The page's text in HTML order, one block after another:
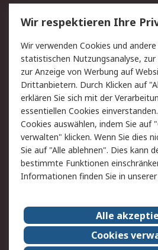
Service
Value Added Services
Rücksendung/Entsorgung
Hilfe
Rechtliches
RS Verkaufs- und
Lieferbedingungen
Cookie-Richtlinie
Impressum
RS
Karriere bei RS
Wir respektieren Ihre
Wir verwenden Cookies und
statistischen Nutzungsanalyse, zur
zur Anzeige von Werbung auf
Drittanbietern. Durch Klicken auf
erklären Sie sich mit der
essentiellen Cookies
Cookies auswählen, indem Sie auf
verwalten" klicken. Wenn Sie dies
Sie auf "Alle ablehnen". Dies kann
bestimmte Funktionen
Informationen finden Sie in unserer
Alle
Cookies